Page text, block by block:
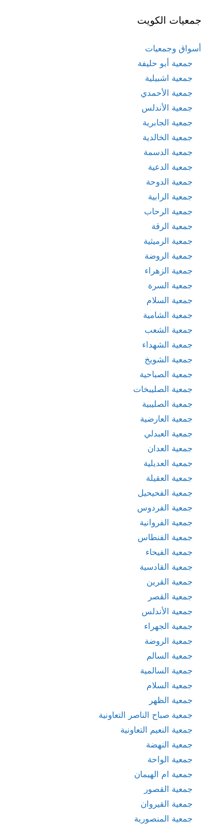
جمعيات الكويت
أسواق وجمعيات
جمعية أبو حليفة
جمعية اشبيلية
جمعية الأحمدي
جمعية الأندلس
جمعية الجابرية
جمعية الخالدية
جمعية الدسمة
جمعية الدعية
جمعية الدوحة
جمعية الرابية
جمعية الرحاب
جمعية الرقة
جمعية الرميثية
جمعية الروضة
جمعية الزهراء
جمعية السرة
جمعية السلام
جمعية الشامية
جمعية الشعب
جمعية الشهداء
جمعية الشويخ
جمعية الصباحية
جمعية الصليبخات
جمعية الصليبية
جمعية العارضية
جمعية العبدلي
جمعية العدان
جمعية العديلية
جمعية العقيلة
جمعية الفحيحيل
جمعية الفردوس
جمعية الفروانية
جمعية الفنطاس
جمعية الفيحاء
جمعية القادسية
جمعية القرين
جمعية القصر
جمعية الأندلس
جمعية الجهراء
جمعية الروضة
جمعية السالم
جمعية السالمية
جمعية السلام
جمعية الظهر
جمعية صباح الناصر التعاونية
جمعية النعيم التعاونية
جمعية النهضة
جمعية الواحة
جمعية ام الهيمان
جمعية القصور
جمعية القيروان
جمعية المنصورية